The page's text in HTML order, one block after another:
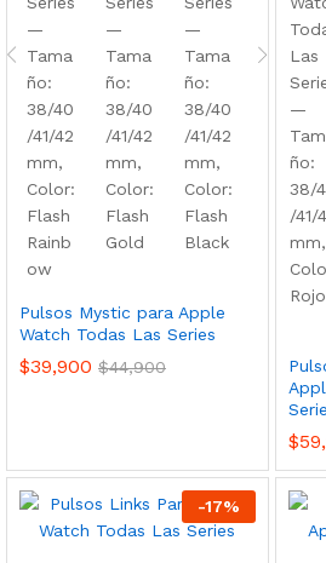
Pulsos Mystic para Apple
Watch Todas Las Series
$39,900 $44,900
$
-17%